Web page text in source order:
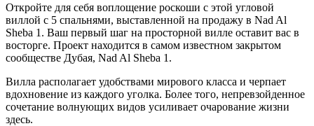
Откройте для себя воплощение роскоши с этой угловой
виллой с 5 спальнями, выставленной на продажу в Nad Al
Sheba 1. Ваш первый шаг на просторной вилле оставит вас в
восторге. Проект находится в самом известном закрытом
сообществе Дубая, Nad Al Sheba 1.
Вилла располагает удобствами мирового класса и черпает
вдохновение из каждого уголка. Более того, непревзойденное
сочетание волнующих видов усиливает очарование жизни
здесь.